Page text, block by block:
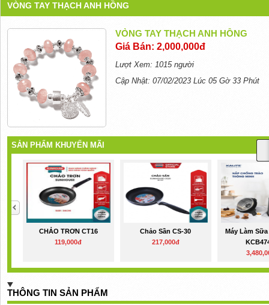
VÒNG TAY THẠCH ANH HỒNG
VÒNG TAY THẠCH ANH HỒNG
Giá Bán: 2,000,000đ
Lượt Xem: 1015 người
Cập Nhật: 07/02/2023 Lúc 05 Gờ 33 Phút
SẢN PHẨM KHUYẾN MÃI
CHẢO TRƠN CT16
119,000đ
Chảo Sần CS-30
217,000đ
Máy Làm
THÔNG TIN SẢN PHẨM